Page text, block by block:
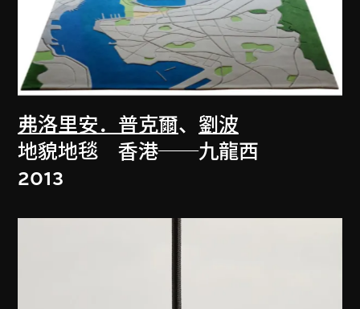
弗洛里安．普克爾、 劉波
地貌地毯 香港──九龍西
2013